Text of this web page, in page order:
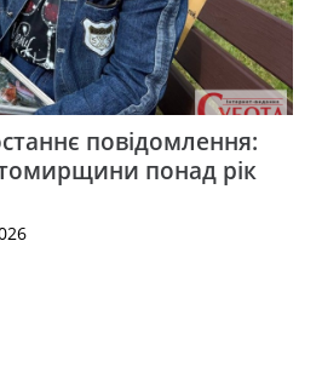
повідомлення:
понад рік